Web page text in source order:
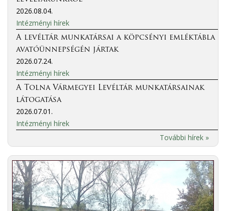
2026.08.04.
Intézményi hírek
A levéltár munkatársai a köpcsényi emléktábla
avatóünnepségén jártak
2026.07.24.
Intézményi hírek
A Tolna Vármegyei Levéltár munkatársainak
látogatása
2026.07.01.
Intézményi hírek
További hírek »